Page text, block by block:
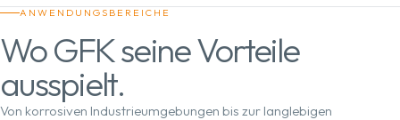
ANWENDUNGSBEREICHE
Wo GFK seine Vorteile
ausspielt.
Von korrosiven Industrieumgebungen bis zur langlebigen